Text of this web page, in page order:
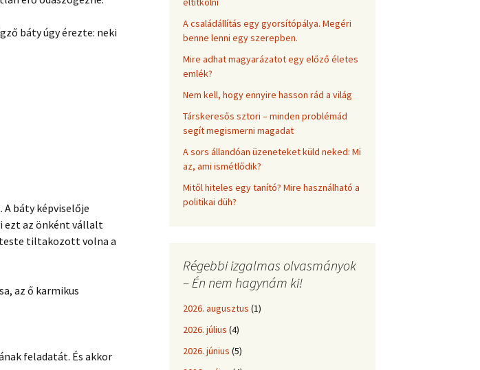
báty úgy érezte: neki
báty képviselője
ezt az önként vállalt
tiltakozott volna a
az ő karmikus
feladatát. És akkor
A családállítás egy gyorsítópálya. Megéri
benne lenni egy szerepben.
Mire adhat magyarázatot egy előző életes
emlék?
Nem kell, hogy ennyire hasson rád a világ
Társkeresős sztori – minden problémád
segít megismerni magadat
A sors állandóan üzeneteket küld neked: Mi
az, ami ismétlődik?
Mitől hiteles egy tanító? Mire használható a
politikai düh?
Régebbi izgalmas olvasmányok
– Én nem hagynám ki!
2026. augusztus (1)
2026. július (4)
2026. június (5)